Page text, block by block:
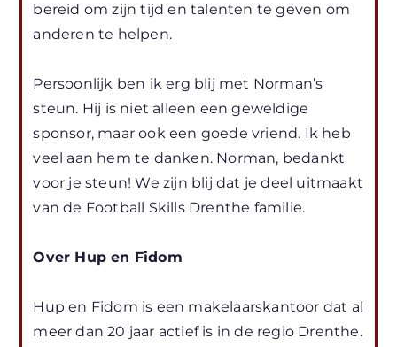
bereid om zijn tijd en talenten te geven om
anderen te helpen.
Persoonlijk ben ik erg blij met Norman’s
steun. Hij is niet alleen een geweldige
sponsor, maar ook een goede vriend. Ik heb
veel aan hem te danken. Norman, bedankt
voor je steun! We zijn blij dat je deel uitmaakt
van de Football Skills Drenthe familie.
Over Hup en Fidom
Hup en Fidom is een makelaarskantoor dat al
meer dan 20 jaar actief is in de regio Drenthe.